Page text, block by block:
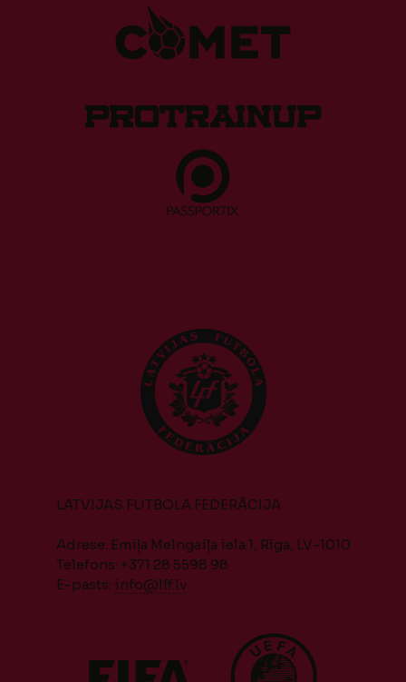
LATVIJAS FUTBOLA FEDERĀCIJA
Adrese: Emiļa Melngaiļa iela 1, Rīga, LV-1010
Telefons: +371 28 5598 98
E-pasts: info@lff.lv